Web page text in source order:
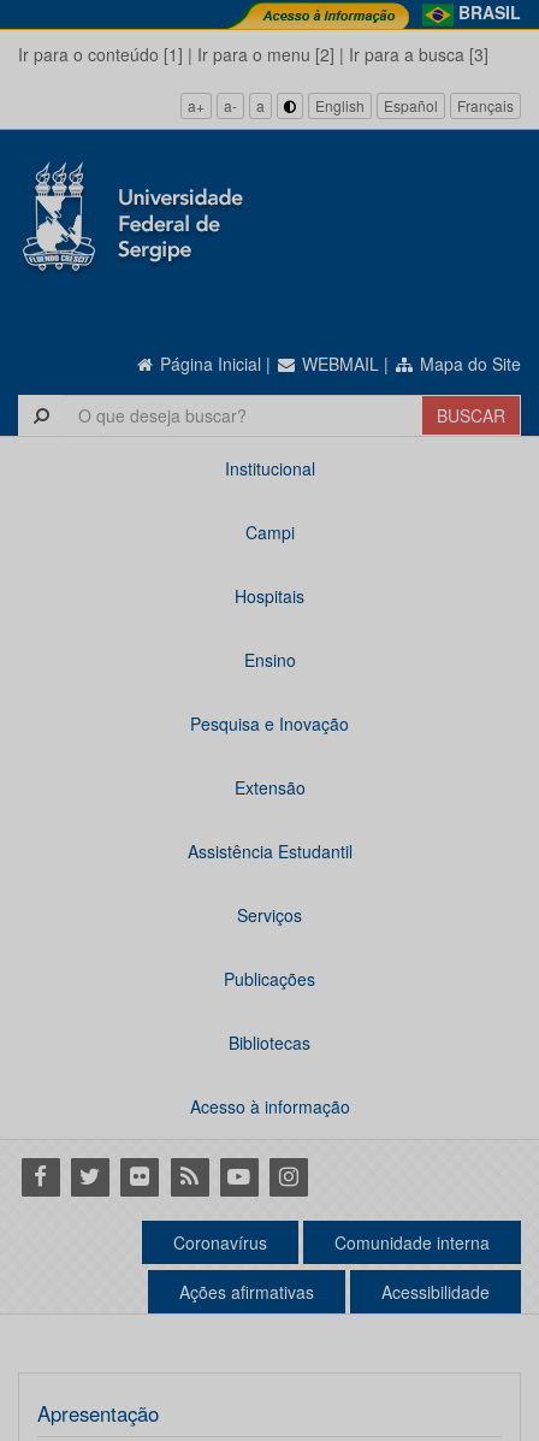
BRASIL
Ir para o conteúdo [1] | Ir para o menu [2] | Ir para a busca [3]
a+ a- a English Español Français
Página Inicial | WEBMAIL | Mapa do Site
Institucional
Campi
Hospitais
Ensino
Pesquisa e Inovação
Extensão
Assistência Estudantil
Serviços
Publicações
Bibliotecas
Acesso à informação
Facebook
Twitter Flickr RSS YoutubeInstagram
Coronavírus Comunidade interna
Ações afirmativas Acessibilidade
Apresentação